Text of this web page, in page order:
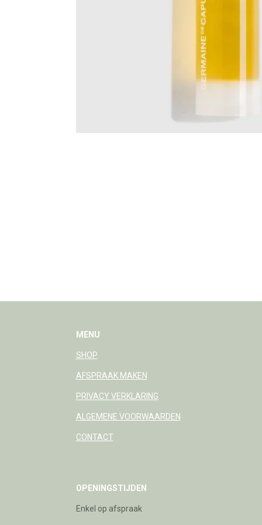
MENU
SHOP
AFSPRAAK MAKEN
PRIVACY VERKLARING
ALGEMENE VOORWAARDEN
CONTACT
OPENINGSTIJDEN
Enkel op afspraak